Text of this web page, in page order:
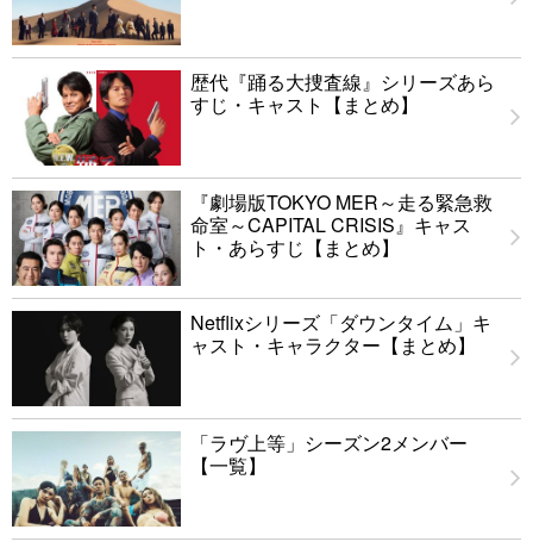
歴代『踊る大捜査線』シリーズあら
すじ・キャスト【まとめ】
『劇場版TOKYO MER～走る緊急救
命室～CAPITAL CRISIS』キャス
ト・あらすじ【まとめ】
Netflixシリーズ「ダウンタイム」キ
ャスト・キャラクター【まとめ】
「ラヴ上等」シーズン2メンバー
【一覧】